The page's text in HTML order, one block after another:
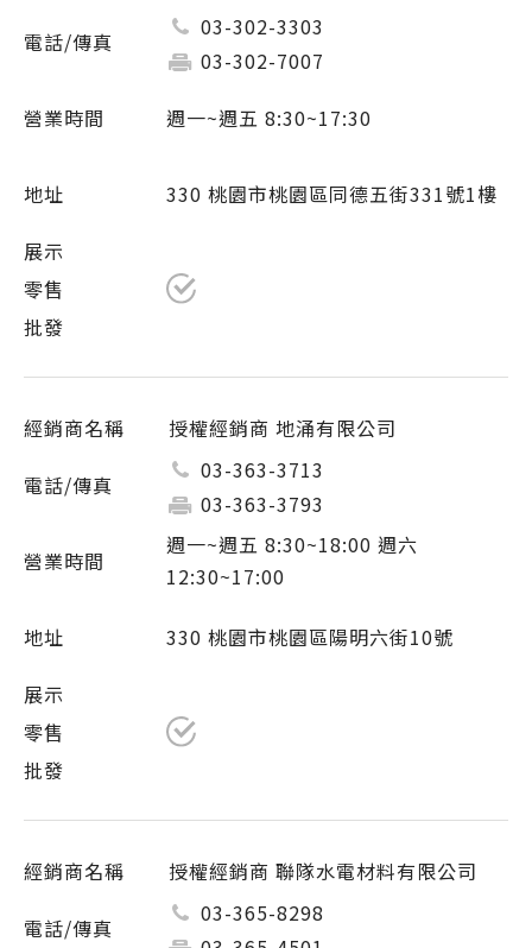
03-302-3303
03-302-7007
週一~週五 8:30~17:30
330 桃園市桃園區同德五街331號1樓
授權經銷商 地涌有限公司
03-363-3713
03-363-3793
週一~週五 8:30~18:00 週六
12:30~17:00
330 桃園市桃園區陽明六街10號
授權經銷商 聯隊水電材料有限公司
03-365-8298